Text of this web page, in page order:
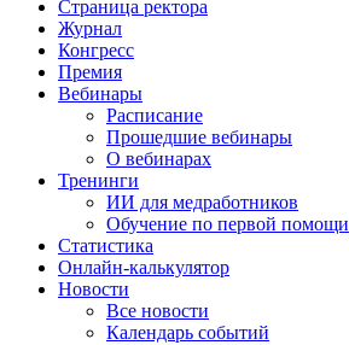
Страница ректора
Журнал
Конгресс
Премия
Вебинары
Расписание
Прошедшие вебинары
О вебинарах
Тренинги
ИИ для медработников
Обучение по первой помощи
Статистика
Онлайн-калькулятор
Новости
Все новости
Календарь событий